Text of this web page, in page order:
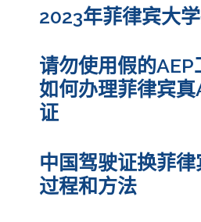
2023年菲律宾大
请勿使用假的AEP
如何办理菲律宾
证
中国驾驶证换菲
过程和方法